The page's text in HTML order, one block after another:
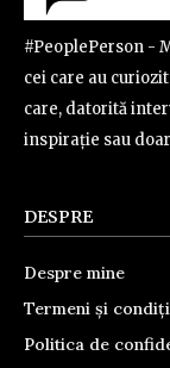
#PeoplePerson -
cei care au
care, datorită
inspirație sau
DESPRE
Despre mine
Termeni și
Politica de